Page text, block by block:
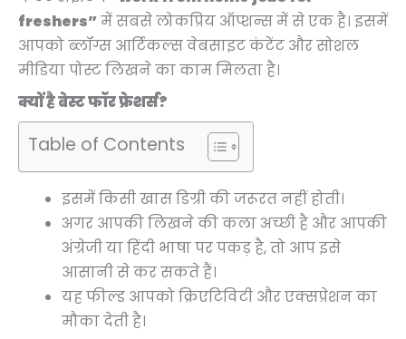
freshers”में सबसे लोकप्रिय ऑप्शन्स में से एक है। इसमें
आपको ब्लॉग्स आर्टिकल्स वेबसाइट कंटेंट और सोशल
मीडिया पोस्ट लिखने का काम मिलता है।
क्यों है बेस्ट फॉर फ्रेशर्स?
Table of Contents
इसमें किसी खास डिग्री की जरूरत नहीं होती।
अगर आपकी लिखने की कला अच्छी है और आपकी
अंग्रेजी या हिंदी भाषा पर पकड़ है, तो आप इसे
आसानी से कर सकते हैं।
यह फील्ड आपको क्रिएटिविटी और एक्सप्रेशन का
मौका देती है।
0
.
0
0
.
.
0
.
0
0
.
.
0
0
.
0
.
0
0
.
0
.
0
.
0
0
.
0
.
0
.
0
.
0
.